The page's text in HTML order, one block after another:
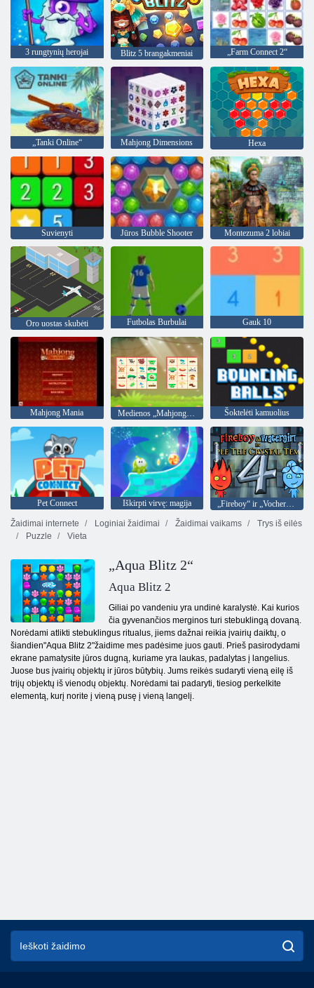
3 rungtynių herojai Blitz 5 brangakmeniai „Farm Connect 2“
„Tanki Online“ Mahjong Dimensions Hexa
Suvienyti Jūros Bubble Shooter Montezuma 2 lobiai
Oro uostas skubėti Futbolas Burbulai Gauk 10
Mahjong Mania Medienos „Mahjong Connect“ Šoktelėti kamuolius
Pet Connect Iškirpti virvę: magija
„Fireboy“ ir „Vochergirl 4“: „Crystal Temple“
Žaidimai internete
Loginiai žaidimai Žaidimai vaikams
Trys iš eilės
Puzzle
Vieta
„Aqua Blitz 2“
Aqua Blitz 2
Giliai po vandeniu yra undinė karalystė. Kai kurios
čia gyvenančios merginos turi stebuklingą dovaną.
Norėdami atlikti stebuklingus ritualus, jiems dažnai reikia įvairių daiktų, o
šiandien"Aqua Blitz 2"žaidime mes padėsime juos gauti. Prieš pasirodydami
ekrane pamatysite jūros dugną, kuriame yra laukas, padalytas į langelius.
Juose bus įvairių objektų ir jūros būtybių. Jums reikės sudaryti vieną eilę iš
trijų objektų iš vienodų objektų. Norėdami tai padaryti, tiesiog perkelkite
elementą, kurį norite į vieną pusę į vieną langelį.